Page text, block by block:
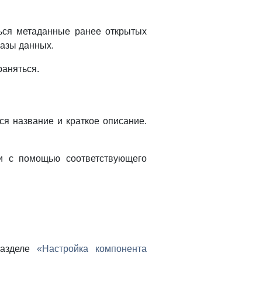
метаданные ранее открытых
данных.
название и краткое описание.
с помощью соответствующего
«Настройка компонента